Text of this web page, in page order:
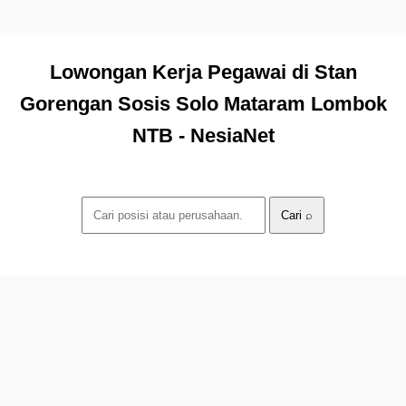
Lowongan Kerja Pegawai di Stan
Gorengan Sosis Solo Mataram Lombok
NTB - NesiaNet
Cari ⌕